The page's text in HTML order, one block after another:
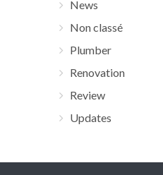
News
Non classé
Plumber
Renovation
Review
Updates